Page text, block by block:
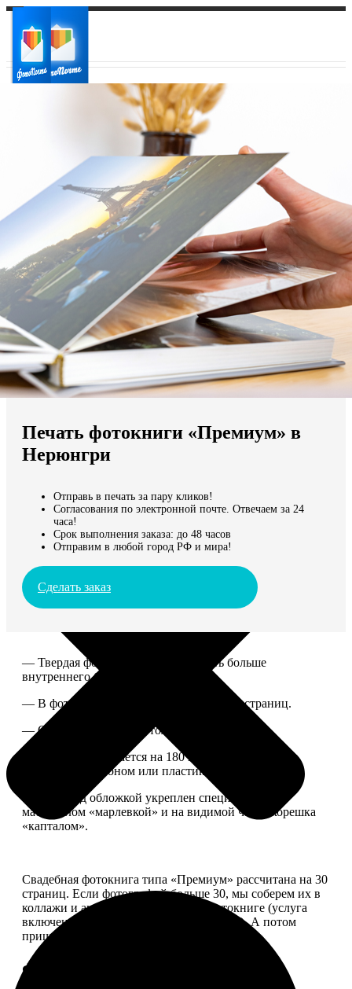
Ваш регион доставки
Выберите из списка:
Мы доставляем по всему миру
Продолжить без города
Печать фотокниги «Премиум» в
Нерюнгри
Отправь в печать за пару кликов!
Согласования по электронной почте. Отвечаем за 24
часа!
Срок выполнения заказа: до 48 часов
Отправим в любой город РФ и мира!
Сделать заказ
— Твердая фотообложка, размер чуть больше
внутреннего блока.
— В фотокниге может быть от 20 до 100 страниц.
— Страницы плотные, толщина 1 мм.
— Книга раскрывается на 180 градусов, развороты
укреплены картоном или пластиком.
— Блок под обложкой укреплен специальным
материалом «марлевкой» и на видимой части корешка
«капталом».
Свадебная фотокнига типа «Премиум» рассчитана на 30
страниц. Если фотографий больше 30, мы соберем их в
коллажи и аккуратно разместим в фотокниге (услуга
включена, стоимость останется прежней). А потом
пришлем вам на согласование развороты.
Форматы и цены